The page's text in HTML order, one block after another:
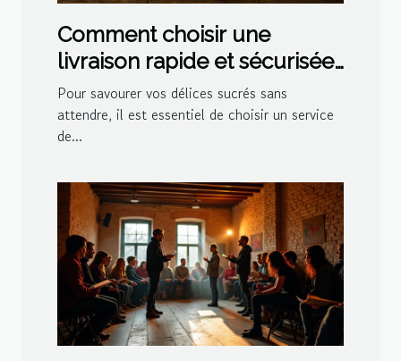
Comment choisir une
livraison rapide et sécurisée
pour vos délices sucrés ?
Pour savourer vos délices sucrés sans
attendre, il est essentiel de choisir un service
de...